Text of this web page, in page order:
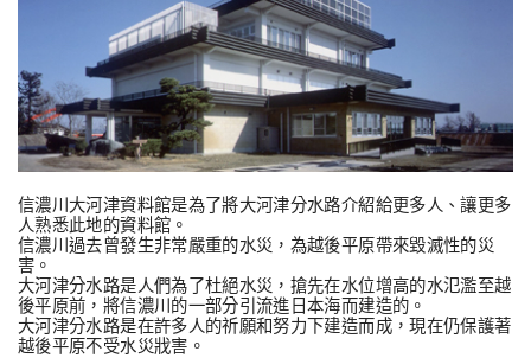
信濃川大河津資料館是為了將大河津分水路介紹給更多人、讓更多
人熟悉此地的資料館。
信濃川過去曾發生非常嚴重的水災，為越後平原帶來毀滅性的災
害。
大河津分水路是人們為了杜絕水災，搶先在水位增高的水氾濫至越
後平原前，將信濃川的一部分引流進日本海而建造的。
大河津分水路是在許多人的祈願和努力下建造而成，現在仍保護著
越後平原不受水災戕害。